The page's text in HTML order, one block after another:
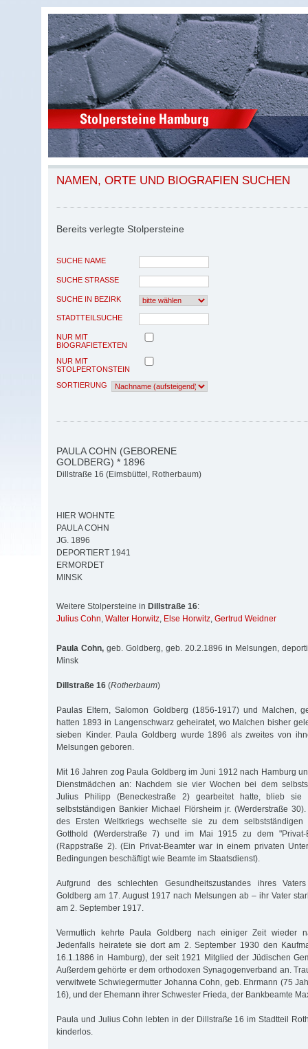
NAMEN, ORTE UND BIOGRAFIEN SUCHEN
Bereits verlegte Stolpersteine
SUCHE NAME
SUCHE STRASSE
SUCHE IN BEZIRK
STADTTEILSUCHE
NUR MIT
BIOGRAFIETEXTEN
NUR MIT
STOLPERTONSTEIN
SORTIERUNG
PAULA COHN (GEBORENE
GOLDBERG) * 1896
Dillstraße 16 (Eimsbüttel, Rotherbaum)
HIER WOHNTE
PAULA COHN
JG. 1896
DEPORTIERT 1941
ERMORDET
MINSK
Weitere Stolpersteine in Dillstraße 16:
Julius Cohn, Walter Horwitz, Else Horwitz, Gertrud Weidner
Paula Cohn, geb. Goldberg, geb. 20.2.1896 in Melsungen,
Minsk
Dillstraße 16 (Rotherbaum)
Paulas Eltern, Salomon Goldberg (1856-1917) und Malchen,
hatten 1893 in Langenschwarz geheiratet, wo Malchen bisher
sieben Kinder. Paula Goldberg wurde 1896 als zweites von
Melsungen geboren.
Mit 16 Jahren zog Paula Goldberg im Juni 1912 nach Hamburg
Dienstmädchen an: Nachdem sie vier Wochen bei dem
Julius Philipp (Beneckestraße 2) gearbeitet hatte, blieb
selbstständigen Bankier Michael Flörsheim jr. (Werderstraße
des Ersten Weltkriegs wechselte sie zu dem selbstständigen
Gotthold (Werderstraße 7) und im Mai 1915 zu dem "Privat-
(Rappstraße 2). (Ein Privat-Beamter war in einem privaten
Bedingungen beschäftigt wie Beamte im Staatsdienst).
Aufgrund des schlechten Gesundheitszustandes ihres
Goldberg am 17. August 1917 nach Melsungen ab – ihr Vater
am 2. September 1917.
Vermutlich kehrte Paula Goldberg nach einiger Zeit wieder
Jedenfalls heiratete sie dort am 2. September 1930 den
16.1.1886 in Hamburg), der seit 1921 Mitglied der Jüdischen
Außerdem gehörte er dem orthodoxen Synagogenverband an.
verwitwete Schwiegermutter Johanna Cohn, geb. Ehrmann (75
16), und der Ehemann ihrer Schwester Frieda, der Bankbeamte
Paula und Julius Cohn lebten in der Dillstraße 16 im Stadtteil
kinderlos.